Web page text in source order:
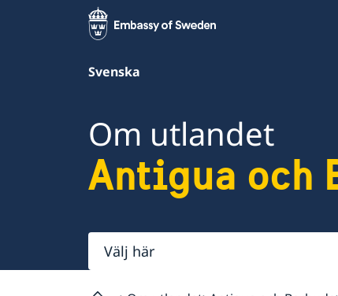
Svenska
Om utlandet
Antigua och
Välj
här